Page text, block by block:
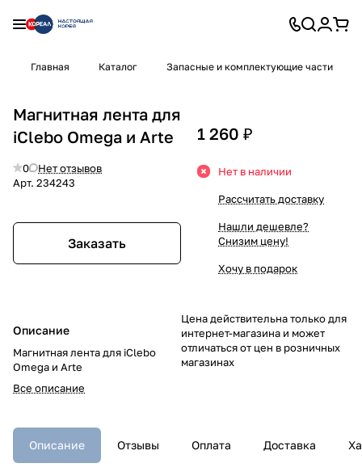
Главная Каталог Запасные и комплектующие части
Магнитная лента для
iClebo Omega и Arte
0
Нет отзывов
Арт. 234243
Заказать
Описание
Магнитная лента для iClebo
Omega и Arte
Все описание
1 260 ₽
Нет в наличии
Рассчитать доставку
Нашли дешевле?
Снизим цену!
Хочу в подарок
Цена действительна только для
интернет-магазина и может
отличаться от цен в розничных
магазинах
Описание Отзывы Оплата Доставка